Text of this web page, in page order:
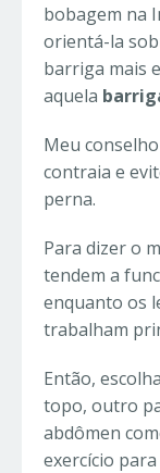
bobagem na
orientá-la
barriga mais
aquela
Meu
contraia e
perna.
Para dizer o
tendem a
enquanto os
trabalham
Então,
topo, outro
abdômen
exercício